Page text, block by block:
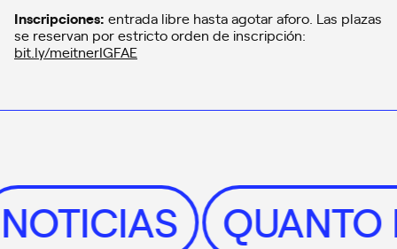
Inscripciones: entrada libre hasta agotar aforo. Las plazas
se reservan por estricto orden de inscripción:
bit.ly/meitnerIGFAE
NOTICIAS